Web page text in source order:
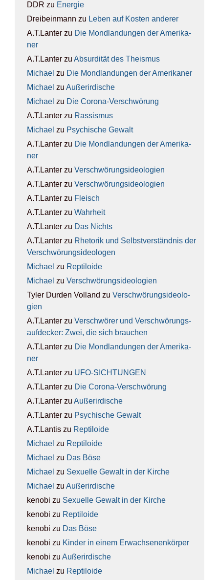
DDR zu Ener­gie
Dreibeinmann zu Leben auf Kos­ten ande­rer
A.T.Lanter zu Die Mond­lan­dun­gen der Ame­ri­ka­
ner
A.T.Lanter zu Absur­di­tät des The­is­mus
Michael zu Die Mond­lan­dun­gen der Ame­ri­ka­ner
Michael zu Außer­ir­di­sche
Michael zu Die Coro­na-Ver­schwö­rung
A.T.Lanter zu Ras­sis­mus
Michael zu Psy­chi­sche Gewalt
A.T.Lanter zu Die Mond­lan­dun­gen der Ame­ri­ka­
ner
A.T.Lanter zu Ver­schwö­rungs­ideo­lo­gien
A.T.Lanter zu Ver­schwö­rungs­ideo­lo­gien
A.T.Lanter zu Fleisch
A.T.Lanter zu Wahr­heit
A.T.Lanter zu Das Nichts
A.T.Lanter zu Rhe­to­rik und Selbst­ver­ständ­nis der
Ver­schwö­rungs­ideo­lo­gen
Michael zu Rep­ti­lo­ide
Michael zu Ver­schwö­rungs­ideo­lo­gien
Tyler Durden Volland zu Ver­schwö­rungs­ideo­lo­
gien
A.T.Lanter zu Ver­schwö­rer und Ver­schwö­rungs­
auf­de­cker: Zwei, die sich brau­chen
A.T.Lanter zu Die Mond­lan­dun­gen der Ame­ri­ka­
ner
A.T.Lanter zu UFO-SICH­TUN­GEN
A.T.Lanter zu Die Coro­na-Ver­schwö­rung
A.T.Lanter zu Außer­ir­di­sche
A.T.Lanter zu Psy­chi­sche Gewalt
A.T.Lantis zu Rep­ti­lo­ide
Michael zu Rep­ti­lo­ide
Michael zu Das Böse
Michael zu Sexu­el­le Gewalt in der Kir­che
Michael zu Außer­ir­di­sche
kenobi zu Sexu­el­le Gewalt in der Kir­che
kenobi zu Rep­ti­lo­ide
kenobi zu Das Böse
kenobi zu Kin­der in einem Erwach­se­nen­kör­per
kenobi zu Außer­ir­di­sche
Michael zu Rep­ti­lo­ide